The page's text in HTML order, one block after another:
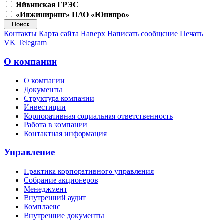
Яйвинская ГРЭС
«Инжиниринг» ПАО «Юнипро»
Контакты Карта сайта Наверх Написать сообщение Печать
VK Telegram
О компании
О компании
Документы
Структура компании
Инвестиции
Корпоративная социальная ответственность
Работа в компании
Контактная информация
Управление
Практика корпоративного управления
Собрание акционеров
Менеджмент
Внутренний аудит
Комплаенс
Внутренние документы